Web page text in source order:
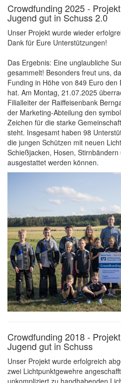
Crowdfunding 2025 -
Jugend gut in Schuss 2.0
Unser Projekt wurde wieder
Dank für Eure Unterstützungen!
Das Ergebnis: Eine unglaubliche
gesammelt! Besonders freut uns,
Funding in Höhe von 849 Euro
hat. Am Montag, 21.07.2025
Filialleiter der Raiffeisenbank
der Marketing-Abteilung den
Zeichen für die starke
steht. Insgesamt haben 98
die jungen Schützen mit neuen
Schießjacken, Hosen,
ausgestattet werden können.
Crowdfunding 2018 -
Jugend gut in Schuss
Unser Projekt wurde erfolgreich
zwei Lichtpunktgewehre
unkompliziert zu handhabenden